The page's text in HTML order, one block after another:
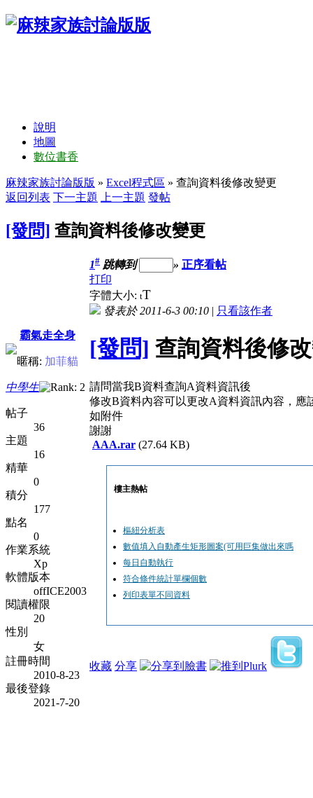
說明
地圖
數位書香
麻辣家族討論版版 » Excel程式區 » 查詢資料後修改變更
返回列表 下一主題 上一主題 發帖
[發問] 查詢資料後修改變更
霸氣走全身
暱稱: 加菲貓
中學生
帖子
36
主題
16
精華
0
積分
177
點名
0
作業系統
Xp
軟體版本
offICE2003
閱讀權限
20
性別
女
註冊時間
2010-8-23
最後登錄
2021-7-20
1# 跳轉到 » 正序看帖
打印
字體大小: tT
發表於 2011-6-3 00:10 | 只看該作者
[發問] 查詢資料後修
請問當我B資料查詢A資料資訊後
修改B資料內容可以更改A資料資訊內容，應
如附件
謝謝
AAA.rar (27.64 KB)
樓主熱帖
樞紐分析表
數值填入自動產生矩形圖案(可用巨集做出來嗎
每日自動執行
符合條件統計單欄個數
列印表單不同資料
收藏 分享